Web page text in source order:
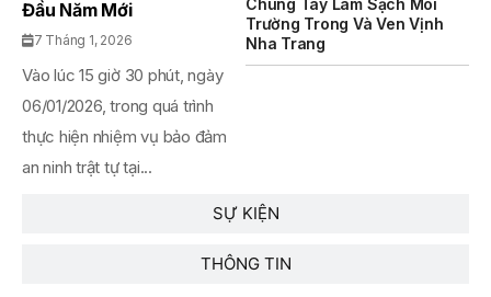
SỰ KIỆN
THÔNG TIN
Đầu Năm Mới
7 Tháng 1, 2026
Vào lúc 15 giờ 30 phút, ngày
06/01/2026, trong quá trình
thực hiện nhiệm vụ bảo đảm
an ninh trật tự tại...
Chung Tay Làm Sạch Môi
Trường Trong Và Ven Vịnh
Nha Trang
THÔNG BÁO Số 707/TB-VNT: Kết Quả Lựa Chọn Đơn Vị Tổ
Chức Đấu Giá Tài Sản Đối Với Mô Tô Nước Cứu Hộ VNT 01
Biển Số KH-0834
Chức Đấu Giá Tài Sản Đối Với Ca Nô 200CV VNT 02 Biển
Số KH-0387
THÔNG BÁO Số 659/TB-VNT Năm 2026 V/v Đính Chính
Thông Báo Số 641/TB-VNT Ngày 18/05/2026 Của Ban